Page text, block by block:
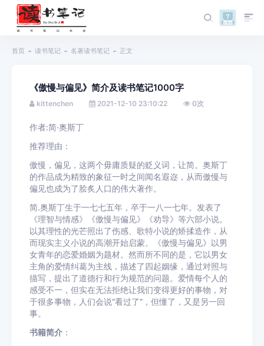
首页 读书笔记 名著读书笔记 正文
《傲慢与偏见》简介及读书笔记1000字
kittenchen 2021-12-10 23:10:22 0次
作者:简·奥斯丁
推荐理由：
傲慢，偏见，这两个毋庸质疑的贬义词，让简。奥斯丁
的作品成为精致的象征一时之间闻名遐迩，从而傲慢与
偏见也成为了脍炙人口的伟大著作。
简.奥斯丁生于一七七五年，卒于一八一七年。发表了
《理智与情感》《傲慢与偏见》《劝导》等六部小说。
以其理性的光芒照出了伤感、歌特小说的矫揉造作，从
而现实主义小说的高潮开始启蒙。《傲慢与偏见》以男
女青年的恋爱婚姻为题材。然而所不同的是，它以男女
主角的爱情纠葛为主线，描述了四起姻缘，通过对照与
描写，提出了道德行和行为规范的问题。爱情每个人的
感受不一，但实在无法拒绝让我们变得更好的事物，对
于很多事物，人们会说“看过了”，但懂了，又是另一回
事。
书籍简介 ：